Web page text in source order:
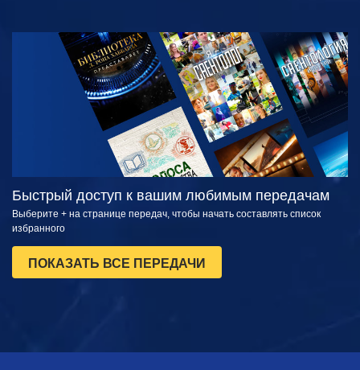
СМОТРЕТЬ
СМОТРЕТЬ
ПЕРЕДАЧИ
Быстрый доступ к вашим любимым передачам
Выберите + на странице передач, чтобы начать составлять список
избранного
ПОКАЗАТЬ ВСЕ ПЕРЕДАЧИ